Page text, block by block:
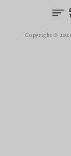
Copyright ©